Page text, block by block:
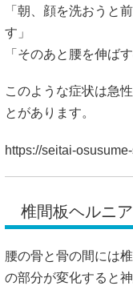
「朝、顔を洗おうと
す」
「そのあと腰を伸ば
このような症状は急
とがあります。
https://seitai-
椎間板ヘルニア
腰の骨と骨の間には
の部分が変化すると